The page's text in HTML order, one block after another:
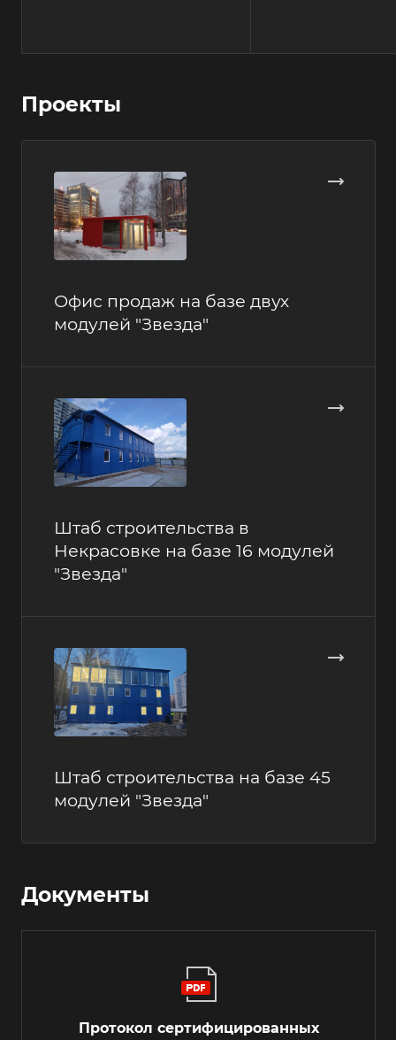
Проекты
Офис продаж на базе двух
модулей "Звезда"
Штаб строительства в
Некрасовке на базе 16 модулей
"Звезда"
Штаб строительства на базе 45
модулей "Звезда"
Документы
Протокол сертифицированных